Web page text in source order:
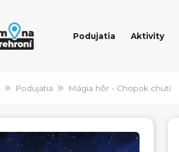
Podujatia Aktivity
Podujatia Mágia hôr - Chopok chutí